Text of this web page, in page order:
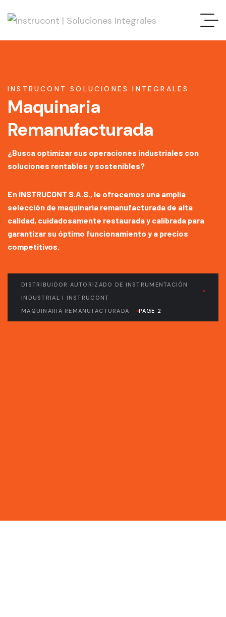
INSTRUCONT SOLUCIONES INTEGRALES
Maquinaria
Remanufacturada
¿Busca optimizar sus operaciones industriales con
soluciones rentables y sostenibles?
En INSTRUCONT S.A.S., le ofrecemos una amplia
selección de maquinaria remanufacturada de alta
calidad, cuidadosamente restaurada y calibrada para
garantizar su óptimo funcionamiento y a precios
competitivos.
DISTRIBUIDOR AUTORIZADO DE INSTRUMENTACIÓN
INDUSTRIAL | INSTRUCONT
MAQUINARIA REMANUFACTURADA
PAGE 2